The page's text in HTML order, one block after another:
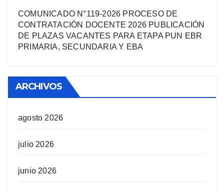
COMUNICADO N°119-2026 PROCESO DE
CONTRATACIÓN DOCENTE 2026 PUBLICACIÓN
DE PLAZAS VACANTES PARA ETAPA PUN EBR
PRIMARIA, SECUNDARIA Y EBA
ARCHIVOS
agosto 2026
julio 2026
junio 2026